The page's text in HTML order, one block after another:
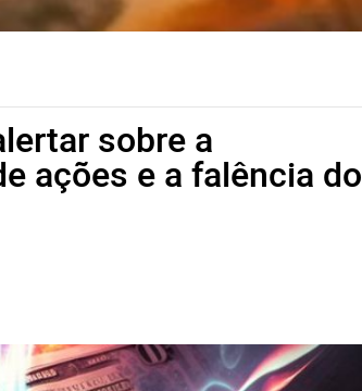
sobre a
ações e a falência do